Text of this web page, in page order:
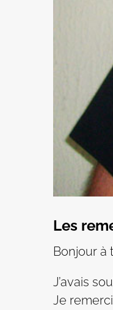
Les
Bonjour à
J’avais
Je